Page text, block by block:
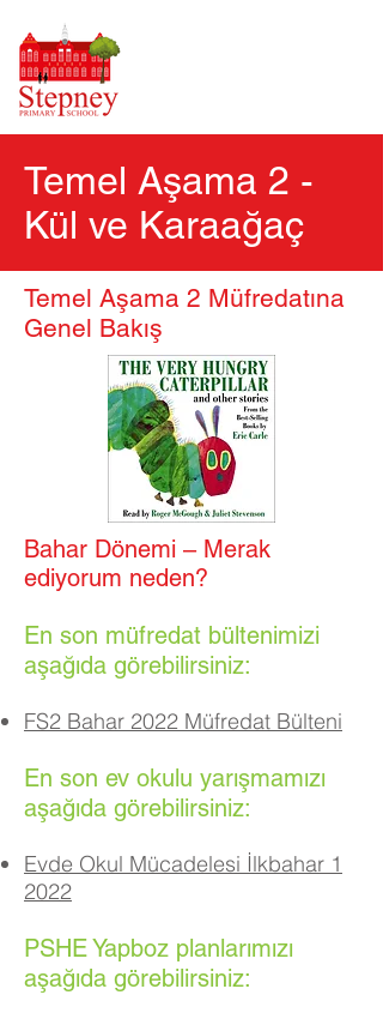
Temel Aşama 2 -
Kül ve Karaağaç
Temel Aşama 2 Müfredatına
Genel Bakış
Bahar Dönemi – Merak
ediyorum neden?
En son müfredat bültenimizi
aşağıda görebilirsiniz:
FS2 Bahar 2022 Müfredat Bülteni
En son ev okulu yarışmamızı
aşağıda görebilirsiniz:
Evde Okul Mücadelesi İlkbahar 1
2022
PSHE Yapboz planlarımızı
aşağıda görebilirsiniz: